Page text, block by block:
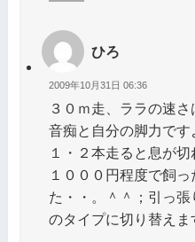
ひろ
2009年10月31日 06:36
３０ｍ走、ララの速
音痴と自分の脚力です
１・２本走ると息が切
１０００円程度で飼
た・・。＾＾；引っ
のタイプに切り替えま